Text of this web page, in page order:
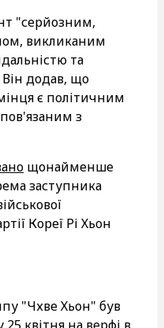
"серйозним,
викликаним
та
додав, що
є політичним
з
щонайменше
заступника
Кореї Рі Хьон
"Чхве Хьон" був
квітня на верфі в